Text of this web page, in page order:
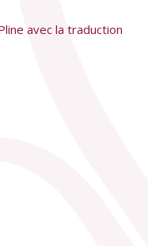
avec la traduction